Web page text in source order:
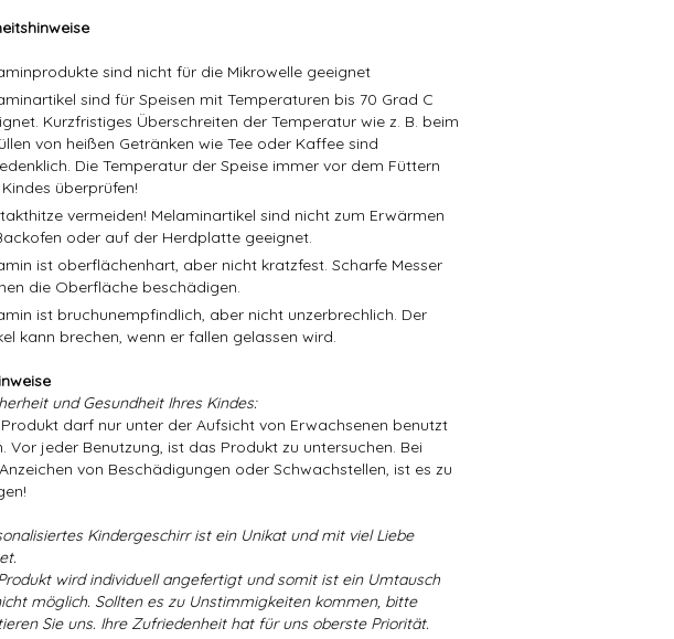
sind nicht für die Mikrowelle geeignet
sind für Speisen mit Temperaturen bis 70 Grad C
Kurzfristiges Überschreiten der Temperatur wie z. B. beim
von heißen Getränken wie Tee oder Kaffee sind
Die Temperatur der Speise immer vor dem Füttern
überprüfen!
vermeiden! Melaminartikel sind nicht zum Erwärmen
oder auf der Herdplatte geeignet.
ist oberflächenhart, aber nicht kratzfest. Scharfe Messer
die Oberfläche beschädigen.
ist bruchunempfindlich, aber nicht unzerbrechlich. Der
kann brechen, wenn er fallen gelassen wird.
und Gesundheit Ihres Kindes:
Produkt darf nur unter der Aufsicht von Erwachsenen benutzt
Vor jeder Benutzung, ist das Produkt zu untersuchen. Bei
von Beschädigungen oder Schwachstellen, ist es zu
Kindergeschirr ist ein Unikat und mit viel Liebe
wird individuell angefertigt und somit ist ein Umtausch
möglich. Sollten es zu Unstimmigkeiten kommen, bitte
Sie uns. Ihre Zufriedenheit hat für uns oberste Priorität.